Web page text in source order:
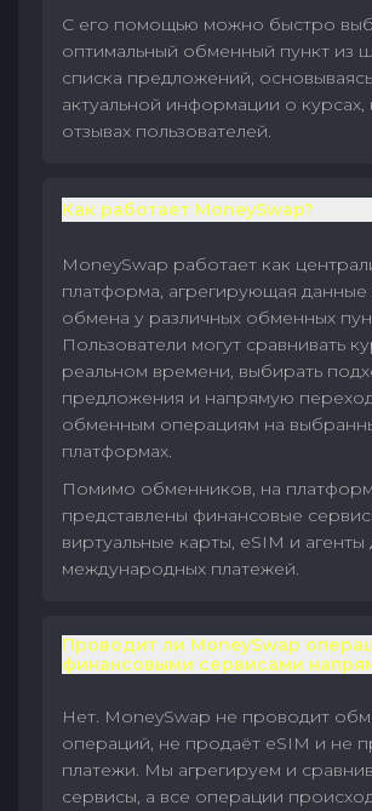
С его помощью можно быстро
оптимальный обменный пункт из
списка предложений,
актуальной информации о курсах,
отзывах пользователей.
Как работает MoneySwap?
MoneySwap работает как
платформа, агрегирующая данные
обмена у различных обменных
Пользователи могут сравнивать
реальном времени, выбирать
предложения и напрямую
обменным операциям на
платформах.
Помимо обменников, на
представлены финансовые
виртуальные карты, eSIM и агенты
международных платежей.
Проводит ли MoneySwap
финансовыми сервисами
Нет. MoneySwap не проводит
операций, не продаёт eSIM и не
платежи. Мы агрегируем и
сервисы, а все операции